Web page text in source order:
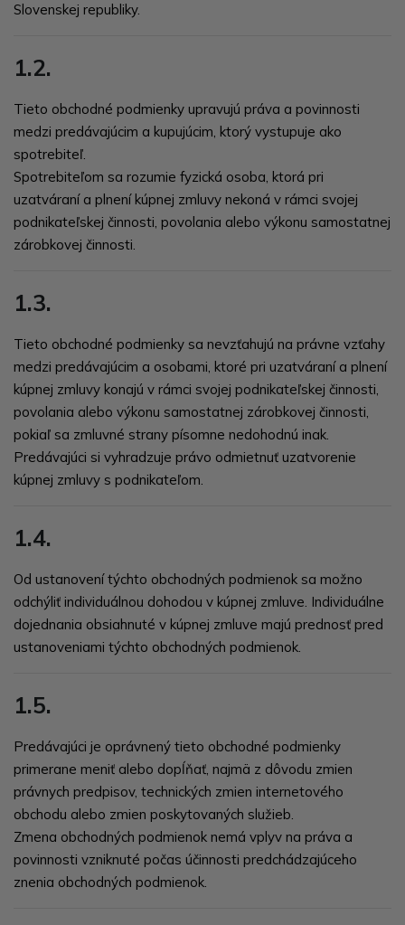
Slovenskej republiky.
1.2.
Tieto obchodné podmienky upravujú práva a povinnosti
medzi predávajúcim a kupujúcim, ktorý vystupuje ako
spotrebiteľ.
Spotrebiteľom sa rozumie fyzická osoba, ktorá pri
uzatváraní a plnení kúpnej zmluvy nekoná v rámci svojej
podnikateľskej činnosti, povolania alebo výkonu samostatnej
zárobkovej činnosti.
1.3.
Tieto obchodné podmienky sa nevzťahujú na právne vzťahy
medzi predávajúcim a osobami, ktoré pri uzatváraní a plnení
kúpnej zmluvy konajú v rámci svojej podnikateľskej činnosti,
povolania alebo výkonu samostatnej zárobkovej činnosti,
pokiaľ sa zmluvné strany písomne nedohodnú inak.
Predávajúci si vyhradzuje právo odmietnuť uzatvorenie
kúpnej zmluvy s podnikateľom.
1.4.
Od ustanovení týchto obchodných podmienok sa možno
odchýliť individuálnou dohodou v kúpnej zmluve. Individuálne
dojednania obsiahnuté v kúpnej zmluve majú prednosť pred
ustanoveniami týchto obchodných podmienok.
1.5.
Predávajúci je oprávnený tieto obchodné podmienky
primerane meniť alebo dopĺňať, najmä z dôvodu zmien
právnych predpisov, technických zmien internetového
obchodu alebo zmien poskytovaných služieb.
Zmena obchodných podmienok nemá vplyv na práva a
povinnosti vzniknuté počas účinnosti predchádzajúceho
znenia obchodných podmienok.